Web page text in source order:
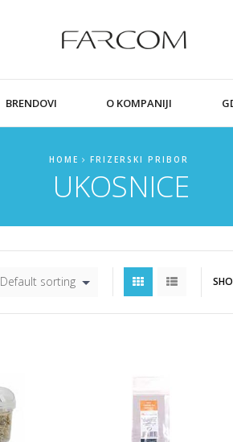
BRENDOVI O KOMPANIJI
HOME FRIZERSKI PRIBOR
UKOSNICE
Default sorting